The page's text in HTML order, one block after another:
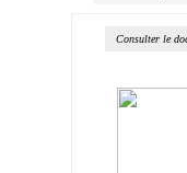
Consulter le